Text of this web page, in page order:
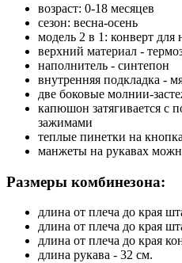
возраст: 0-18 месяцев
сезон: весна-осень
модель 2 в 1: конверт
верхний материал -
наполнитель - синтепон
внутренняя подкладка -
две боковые молнии-
капюшон затягивается с
зажимами
теплые пинетки на
манжеты на рукавах
Размеры комбинезона:
длина от плеча до края
длина от плеча до края
длина от плеча до края
длина рукава - 32 см.